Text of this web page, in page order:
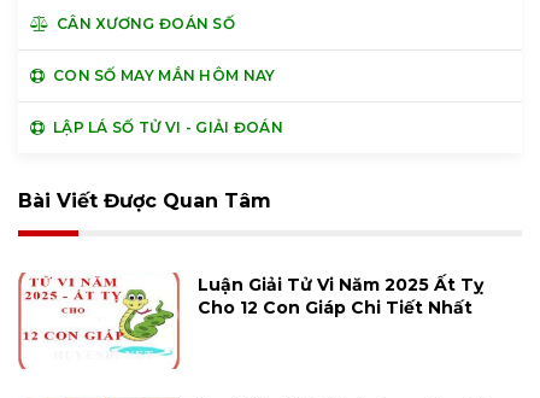
CÂN XƯƠNG ĐOÁN SỐ
CON SỐ MAY MẮN HÔM NAY
LẬP LÁ SỐ TỬ VI - GIẢI ĐOÁN
Bài Viết Được Quan Tâm
Luận Giải Tử Vi Năm 2025 Ất Tỵ
Cho 12 Con Giáp Chi Tiết Nhất